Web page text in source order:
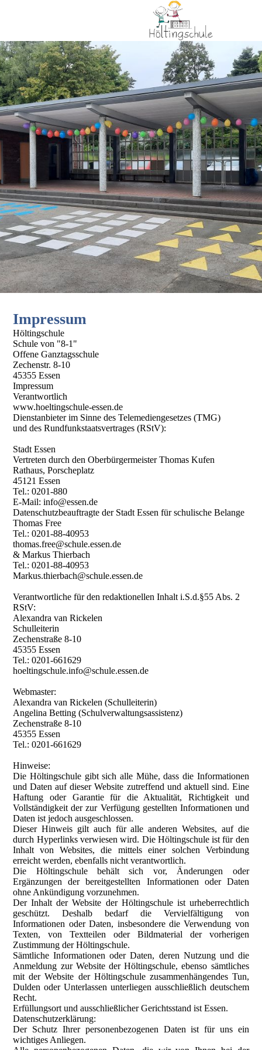
Impressum
Höltingschule
Schule von "8-1"
Offene Ganztagsschule
Zechenstr. 8-10
45355 Essen
Impressum
Verantwortlich
www.hoeltingschule-essen.de
Dienstanbieter im Sinne des Telemediengesetzes (TMG)
und des Rundfunkstaatsvertrages (RStV):
Stadt Essen
Vertreten durch den Oberbürgermeister Thomas Kufen
Rathaus, Porscheplatz
45121 Essen
Tel.: 0201-880
E-Mail: info@essen.de
Datenschutzbeauftragte der Stadt Essen für schulische Belange
Thomas Free
Tel.: 0201-88-40953
thomas.free@schule.essen.de
& Markus Thierbach
Tel.: 0201-88-40953
Markus.thierbach@schule.essen.de
Verantwortliche für den redaktionellen Inhalt i.S.d.§55 Abs. 2
RStV:
Alexandra van Rickelen
Schulleiterin
Zechenstraße 8-10
45355 Essen
Tel.: 0201-661629
hoeltingschule.info@schule.essen.de
Webmaster:
Alexandra van Rickelen (Schulleiterin)
Angelina Betting (Schulverwaltungsassistenz)
Zechenstraße 8-10
45355 Essen
Tel.: 0201-661629
Hinweise:
Die Höltingschule gibt sich alle Mühe, dass die Informationen
und Daten auf dieser Website zutreffend und aktuell sind. Eine
Haftung oder Garantie für die Aktualität, Richtigkeit und
Vollständigkeit der zur Verfügung gestellten Informationen und
Daten ist jedoch ausgeschlossen.
Dieser Hinweis gilt auch für alle anderen Websites, auf die
durch Hyperlinks verwiesen wird. Die Höltingschule ist für den
Inhalt von Websites, die mittels einer solchen Verbindung
erreicht werden, ebenfalls nicht verantwortlich.
Die Höltingschule behält sich vor, Änderungen oder
Ergänzungen der bereitgestellten Informationen oder Daten
ohne Ankündigung vorzunehmen.
Der Inhalt der Website der Höltingschule ist urheberrechtlich
geschützt. Deshalb bedarf die Vervielfältigung von
Informationen oder Daten, insbesondere die Verwendung von
Texten, von Textteilen oder Bildmaterial der vorherigen
Zustimmung der Höltingschule.
Sämtliche Informationen oder Daten, deren Nutzung und die
Anmeldung zur Website der Höltingschule, ebenso sämtliches
mit der Website der Höltingschule zusammenhängendes Tun,
Dulden oder Unterlassen unterliegen ausschließlich deutschem
Recht.
Erfüllungsort und ausschließlicher Gerichtsstand ist Essen.
Datenschutzerklärung:
Der Schutz Ihrer personenbezogenen Daten ist für uns ein
wichtiges Anliegen.